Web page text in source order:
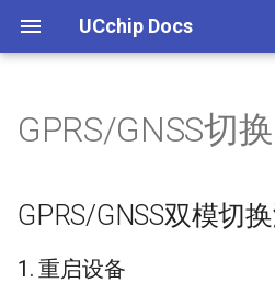
UCchip Docs
a
UCCHIP IDE 安装
编译下载
LINUX下载
UC8088
外设
AT命令说明文档更新列表
AT命令介绍
模组信息识别命令
GPRS/GNSS双模切换测试例
1. 重启设备
2.查询当前的模式
如何本地编译GPRS工程
GPRS 开发工程概述
如何添加自定义AT命令
UCM800介绍
UCM800评估板
UCM868介绍
UCM868评估板
UCM802介绍
UCM802评估板
UC8088
UC8188
UCM108E
UC8688
UCM601
UCM601C
WIOTA INTRO
WIOTA PRODUCT
WIOTA DEVELOP
GPRS/GNSS切
GPRS/GNSS双模切
1. 重启设备